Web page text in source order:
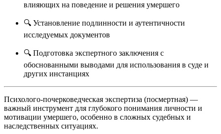
влияющих на поведение и решения умершего
🔍 Установление подлинности и аутентичности
исследуемых документов
🔍 Подготовка экспертного заключения с
обоснованными выводами для использования в суде и
других инстанциях
Психолого-почерковедческая экспертиза (посмертная) —
важный инструмент для глубокого понимания личности и
мотивации умершего, особенно в сложных судебных и
наследственных ситуациях.